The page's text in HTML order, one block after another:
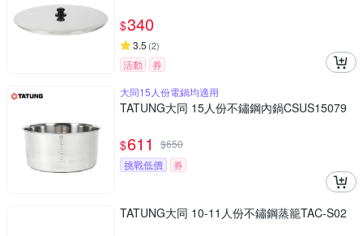
$340
3.5 (2)
活動
券
大同15人份電鍋均適用
TATUNG大同 15人份不鏽鋼內鍋CSUS15079
$611 $650
挑戰低價
券
TATUNG大同 10-11人份不鏽鋼蒸籠TAC-S02